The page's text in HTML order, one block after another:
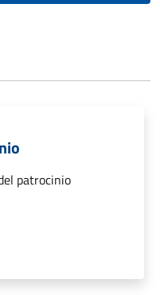
patrocinio